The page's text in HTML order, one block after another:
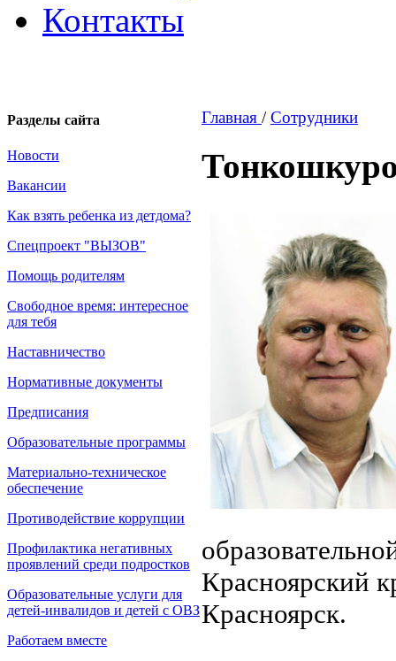
Контакты
Разделы сайта
Новости
Вакансии
Как взять ребенка из детдома?
Спецпроект "ВЫЗОВ"
Помощь родителям
Свободное время: интересное
для тебя
Наставничество
Нормативные документы
Предписания
Образовательные программы
Материально-техническое
обеспечение
Противодействие коррупции
Профилактика негативных
проявлений среди подростков
Образовательные услуги для
детей-инвалидов и детей с ОВЗ
Работаем вместе
Главная /Сотрудники
Красноярский
Красноярск.